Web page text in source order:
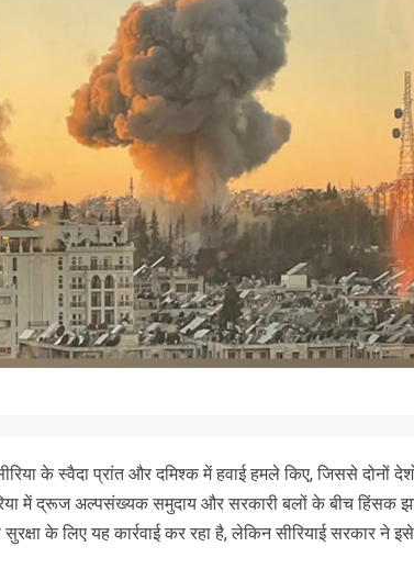
के स्वैदा प्रांत और दमिश्क में हवाई हमले किए, जिससे दोनों
में द्रूज अल्पसंख्यक समुदाय और सरकारी बलों के बीच हिंसक
के लिए यह कार्रवाई कर रहा है, लेकिन सीरियाई सरकार ने